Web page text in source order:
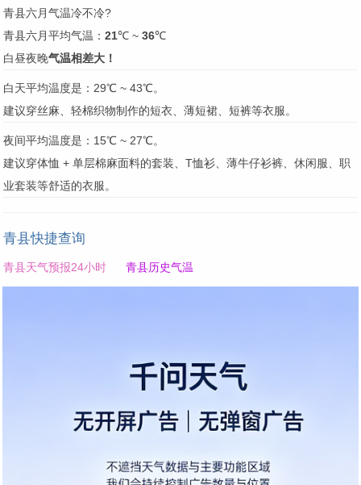
青县六月气温冷不冷?
青县六月平均气温： 21℃ ~ 36℃
白昼夜晚气温相差大！
白天平均温度是：29℃ ~ 43℃。
建议穿丝麻、轻棉织物制作的短衣、薄短裙、短裤等衣服。
夜间平均温度是：15℃ ~ 27℃。
建议穿体恤 + 单层棉麻面料的套装、T恤衫、薄牛仔衫裤、休闲服、职
业套装等舒适的衣服。
青县快捷查询
青县天气预报24小时 青县历史气温